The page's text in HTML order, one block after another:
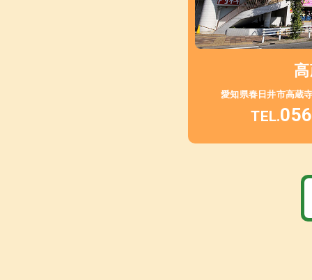
愛知県春日井市高蔵
TEL.